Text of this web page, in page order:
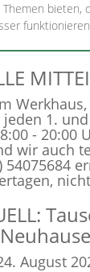
bieten,
jeden 1.
- 20:00
wir auch
54075684
August